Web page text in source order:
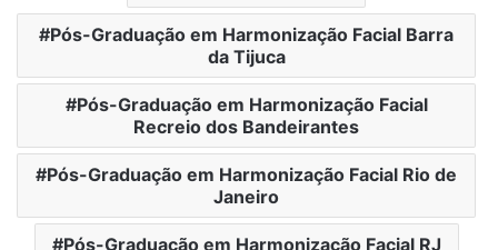
Pós-Graduação em Harmonização Facial Barra
da Tijuca
Pós-Graduação em Harmonização Facial
Recreio dos Bandeirantes
Pós-Graduação em Harmonização Facial Rio de
Janeiro
Pós-Graduação em Harmonização Facial RJ